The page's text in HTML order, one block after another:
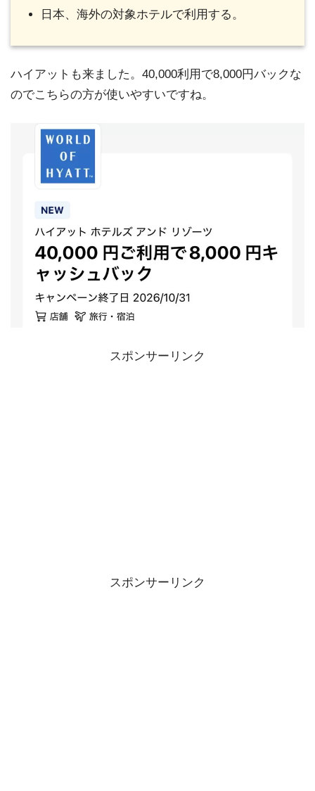
日本、海外の対象ホテルで利用する。
ハイアットも来ました。40,000利用で8,000円バックな
のでこちらの方が使いやすいですね。
スポンサーリンク
スポンサーリンク